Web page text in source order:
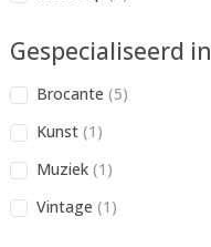
Gespecialiseerd in
Brocante (5)
Kunst (1)
Muziek (1)
Vintage (1)